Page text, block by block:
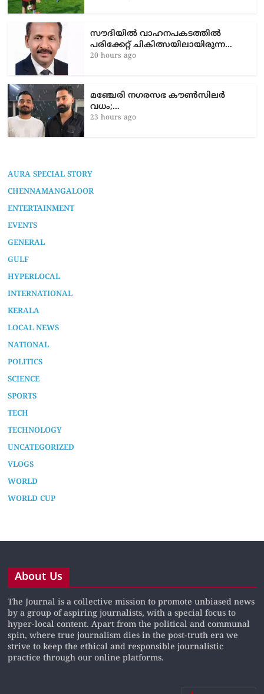
സൗദിയിൽ വാഹനപകടത്തില്‍
പരിക്കേറ്റ് ചികിത്സയിലായിരുന്ന…
20 hours ago
മഞ്ചേരി നഗരസഭ കൗൺസിലർ
വധം;…
23 hours ago
AURA SPECIAL STORY
CHENNAMANGALOOR
ENTERTAINMENT
EVENTS
GENERAL
GULF
HYPERLOCAL
INTERNATIONAL
KERALA
LOCAL NEWS
NATIONAL
POLITICS
SCIENCE
SPORTS
TECH
TECHNOLOGY
UNCATEGORIZED
VLOGS
WORLD
WORLD CUP
About Us
The Journal is a collective mission to promote unbiased news
by a group of aspiring journalists, with a special focus to
hyper-local content. Apart from the political and communal
spin, where true journalism dies in the post-truth era we
strive to keep the ethical and responsible journalistic
practice through our online platforms.